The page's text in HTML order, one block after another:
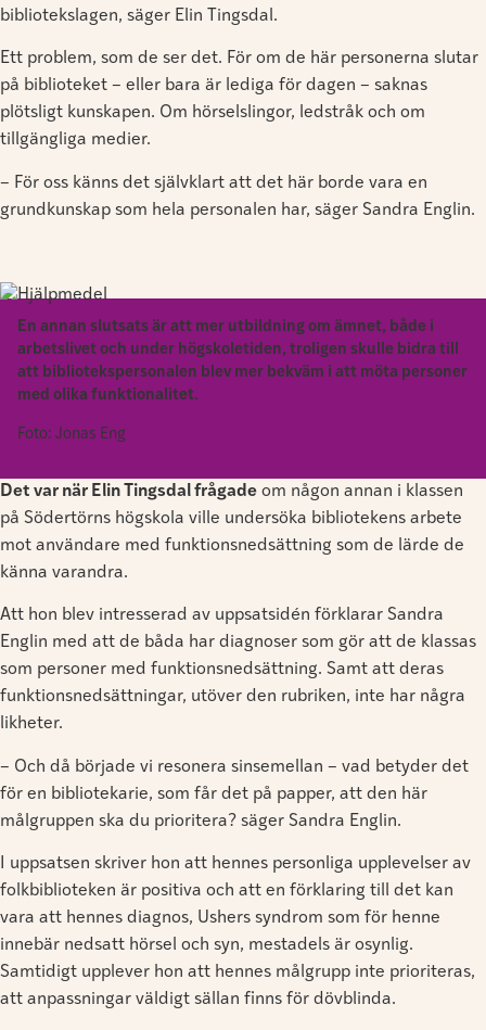
bibliotekslagen, säger Elin Tingsdal.
Ett problem, som de ser det. För om de här personerna slutar
på biblioteket – eller bara är lediga för dagen – saknas
plötsligt kunskapen. Om hörselslingor, ledstråk och om
tillgängliga medier.
– För oss känns det självklart att det här borde vara en
grundkunskap som hela personalen har, säger Sandra Englin.
En annan slutsats är att mer utbildning om ämnet, både i
arbetslivet och under högskoletiden, troligen skulle bidra till
att bibliotekspersonalen blev mer bekväm i att möta personer
med olika funktionalitet.
Foto: Jonas Eng
Det var när Elin Tingsdal frågade om någon annan i klassen
på Södertörns högskola ville undersöka bibliotekens arbete
mot användare med funktionsnedsättning som de lärde de
känna varandra.
Att hon blev intresserad av uppsatsidén förklarar Sandra
Englin med att de båda har diagnoser som gör att de klassas
som personer med funktionsnedsättning. Samt att deras
funktionsnedsättningar, utöver den rubriken, inte har några
likheter.
– Och då började vi resonera sinsemellan – vad betyder det
för en bibliotekarie, som får det på papper, att den här
målgruppen ska du prioritera? säger Sandra Englin.
I uppsatsen skriver hon att hennes personliga upplevelser av
folkbiblioteken är positiva och att en förklaring till det kan
vara att hennes diagnos, Ushers syndrom som för henne
innebär nedsatt hörsel och syn, mestadels är osynlig.
Samtidigt upplever hon att hennes målgrupp inte prioriteras,
att anpassningar väldigt sällan finns för dövblinda.